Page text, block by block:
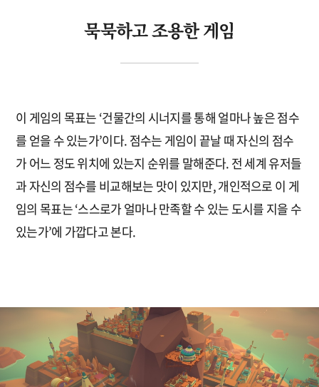
묵묵하고 조용한 게임
이 게임의 목표는 ‘건물간의 시너지를 통해 얼마나 높은 점수
를 얻을 수 있는가’이다. 점수는 게임이 끝날 때 자신의 점수
가 어느 정도 위치에 있는지 순위를 말해준다. 전 세계 유저들
과 자신의 점수를 비교해보는 맛이 있지만, 개인적으로 이 게
임의 목표는 ‘스스로가 얼마나 만족할 수 있는 도시를 지을 수
있는가’에 가깝다고 본다.